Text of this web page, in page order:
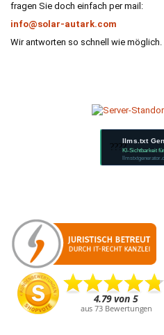
fragen Sie doch einfach per mail:
info@solar-autark.com
Wir antworten so schnell wie möglich.
????
llms.txt
KI-Sichtbarkeit